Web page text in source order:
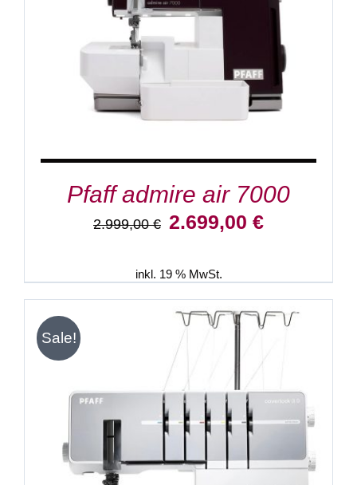
Pfaff admire air 7000
2.999,00€ Ursprünglicher
2.999,00 €
2.699,00 €Aktueller
inkl. 19 % MwSt.
Sale!
IN DEN WARENKORB DETAILS